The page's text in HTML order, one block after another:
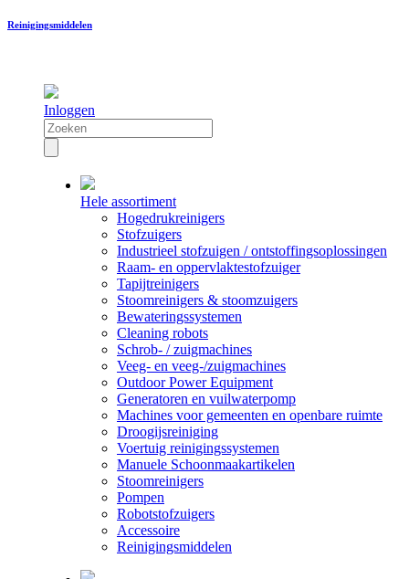
Reinigingsmiddelen
Inloggen
Hele assortiment
Hogedrukreinigers
Stofzuigers
Industrieel stofzuigen / ontstoffingsoplossingen
Raam- en oppervlaktestofzuiger
Tapijtreinigers
Stoomreinigers & stoomzuigers
Bewateringssystemen
Cleaning robots
Schrob- / zuigmachines
Veeg- en veeg-/zuigmachines
Outdoor Power Equipment
Generatoren en vuilwaterpomp
Machines voor gemeenten en openbare ruimte
Droogijsreiniging
Voertuig reinigingssystemen
Manuele Schoonmaakartikelen
Stoomreinigers
Pompen
Robotstofzuigers
Accessoire
Reinigingsmiddelen